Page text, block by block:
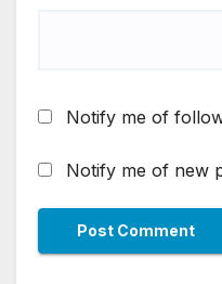
Notify me of
Notify me of new